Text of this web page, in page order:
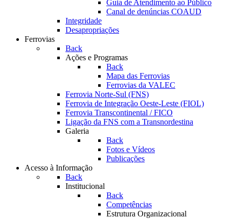
Guia de Atendimento ao Público
Canal de denúncias COAUD
Integridade
Desapropriações
Ferrovias
Back
Ações e Programas
Back
Mapa das Ferrovias
Ferrovias da VALEC
Ferrovia Norte-Sul (FNS)
Ferrovia de Integração Oeste-Leste (FIOL)
Ferrovia Transcontinental / FICO
Ligação da FNS com a Transnordestina
Galeria
Back
Fotos e Vídeos
Publicações
Acesso à Informação
Back
Institucional
Back
Competências
Estrutura Organizacional